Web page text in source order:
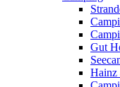
Gut
Hainz